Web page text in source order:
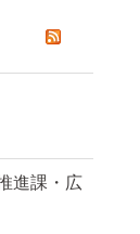
進課・広